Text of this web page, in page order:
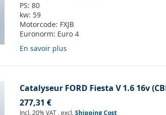
PS:80
kw: 59
Motorcode: FXJB
Euronorm: Euro 4
En savoir plus
Catalyseur FORD Fiesta V 1.6 16v
277,31 €
Incl. 20% VAT ,excl.Shipping Cost